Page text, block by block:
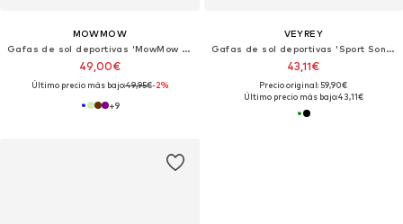
MOWMOW
Gafas de sol deportivas 'MowMow Opal LIMITED Sunglasses - Polarized - Men - Women'
49,00€
Último precio más bajo:49,95€-2%
+9
VEYREY
Gafas de sol deportivas 'Sport Sonnenbrille'
43,11€
Precio original: 59,90€
Último precio más bajo:43,11€